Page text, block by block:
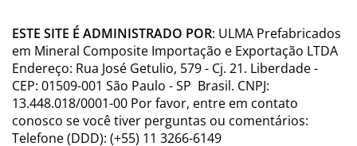
ESTE SITE É ADMINISTRADO POR: ULMA Prefabricados
em Mineral Composite Importação e Exportação LTDA
Endereço: Rua José Getulio, 579 - Cj. 21. Liberdade -
CEP: 01509-001 São Paulo - SP Brasil. CNPJ:
13.448.018/0001-00 Por favor, entre em contato
conosco se você tiver perguntas ou comentários:
Telefone (DDD): (+55) 11 3266-6149